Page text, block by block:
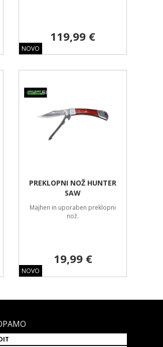
NOVO
119,99 €
NOVO
PREKLOPNI NOŽ HUNTER
SAW
Majhen in uporaben preklopni
nož.
19,99 €